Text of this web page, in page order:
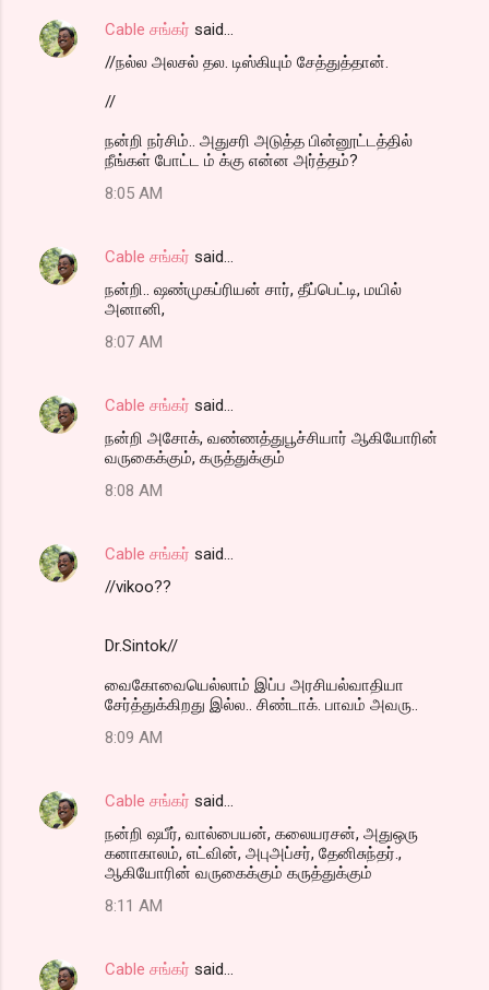
Cable சங்கர் said…
//நல்ல அலசல் தல. டிஸ்கியும் சேத்துத்தான்.
//
நன்றி நர்சிம்.. அதுசரி அடுத்த பின்னூட்டத்தில்
நீங்கள் போட்ட ம் க்கு என்ன அர்த்தம்?
8:05 AM
Cable சங்கர் said…
நன்றி.. ஷண்முகப்ரியன் சார், தீப்பெட்டி, மயில்
அனானி,
8:07 AM
Cable சங்கர் said…
நன்றி அசோக், வண்ணத்துபூச்சியார் ஆகியோரின்
வருகைக்கும், கருத்துக்கும்
8:08 AM
Cable சங்கர் said…
//vikoo??
Dr.Sintok//
வைகோவையெல்லாம் இப்ப அரசியல்வாதியா
சேர்த்துக்கிறது இல்ல.. சிண்டாக். பாவம் அவரு..
8:09 AM
Cable சங்கர் said…
நன்றி ஷபீர், வால்பையன், கலையரசன், அதுஒரு
கனாகாலம், எட்வின், அபுஅப்சர், தேனிசுந்தர்.,
ஆகியோரின் வருகைக்கும் கருத்துக்கும்
8:11 AM
Cable சங்கர் said…